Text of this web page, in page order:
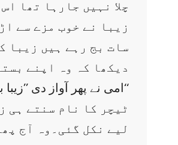
چلا نہیں جارہا تھا
زیبا نے خوب مزے سے
دیکھا کہ وہ اپنے
امی نے پھر آواز دی ’’زیبا بیٹا ،اٹھو ناشتہ کرو سکول سے دیر ہورہی ہے ٹیچر ڈانٹے گی اگر آج بھی دیر سے سکول گئی۔‘‘
ٹیچر کا نام سنتے ہی
لیے نکل گئی۔وہ آج